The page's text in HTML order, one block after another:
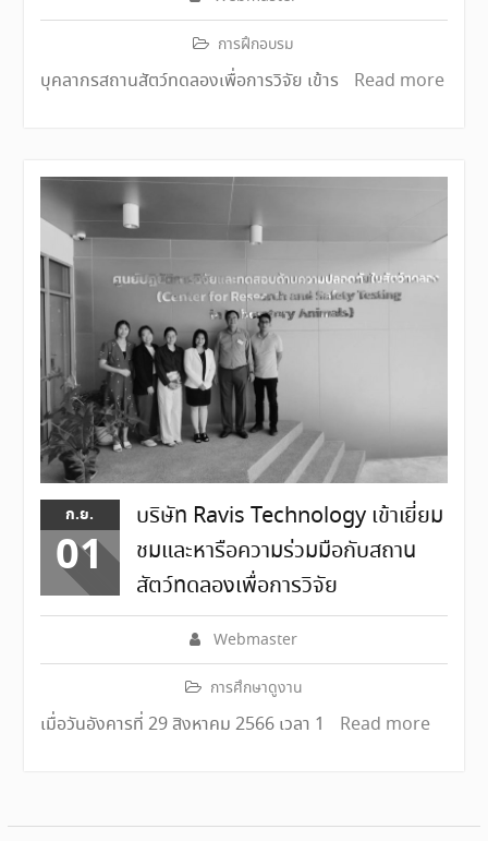
การฝึกอบรม
บุคลากรสถานสัตว์ทดลองเพื่อการวิจัย เข้าร Read more
ก.ย.
01
บริษัท Ravis Technology เข้าเยี่ยม
ชมและหารือความร่วมมือกับสถาน
สัตว์ทดลองเพื่อการวิจัย
Webmaster
การศึกษาดูงาน
เมื่อวันอังคารที่ 29 สิงหาคม 2566 เวลา 1 Read more